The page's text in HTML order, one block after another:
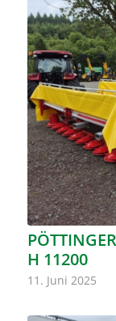
H 11200
11. Juni 2025